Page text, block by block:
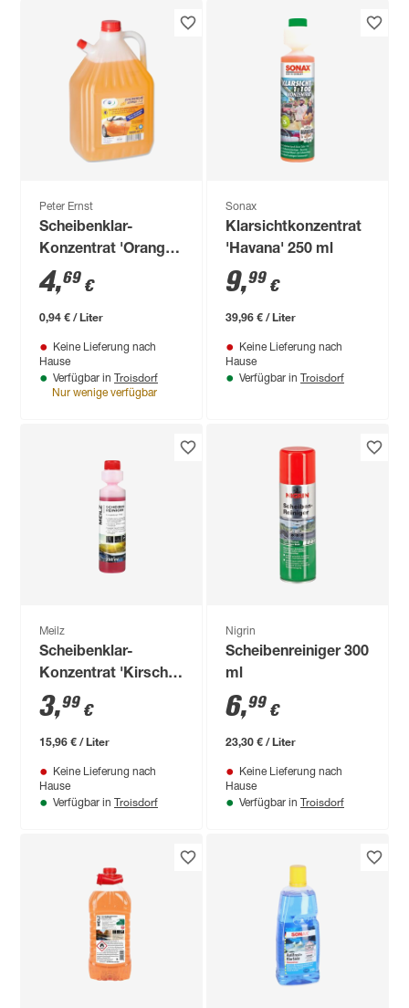
Peter Ernst
Scheibenklar-
Konzentrat 'Orange'
5 l
4,69 €
0,94 € / Liter
Keine Lieferung nach
Hause
Verfügbar in Troisdorf
Nur wenige verfügbar
Sonax
Klarsichtkonzentrat
'Havana' 250 ml
9,99 €
39,96 € / Liter
Keine Lieferung nach
Hause
Verfügbar in Troisdorf
Meilz
Scheibenklar-
Konzentrat 'Kirsch'
250 ml
3,99 €
15,96 € / Liter
Keine Lieferung nach
Hause
Verfügbar in Troisdorf
Nigrin
Scheibenreiniger 300
ml
6,99 €
23,30 € / Liter
Keine Lieferung nach
Hause
Verfügbar in Troisdorf